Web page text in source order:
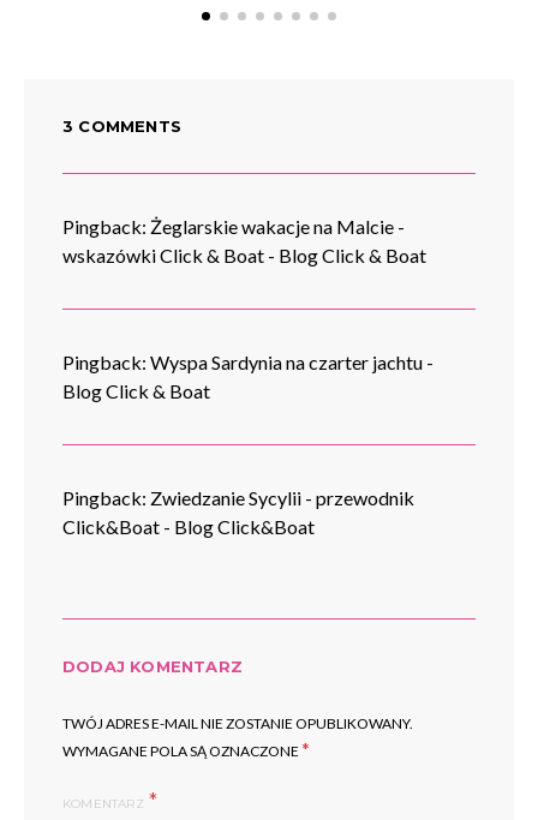
3 COMMENTS
Pingback: Żeglarskie wakacje na Malcie -
wskazówki Click & Boat - Blog Click & Boat
Pingback: Wyspa Sardynia na czarter jachtu -
Blog Click & Boat
Pingback: Zwiedzanie Sycylii - przewodnik
Click&Boat - Blog Click&Boat
DODAJ KOMENTARZ
TWÓJ ADRES E-MAIL NIE ZOSTANIE OPUBLIKOWANY.
WYMAGANE POLA SĄ OZNACZONE *
KOMENTARZ